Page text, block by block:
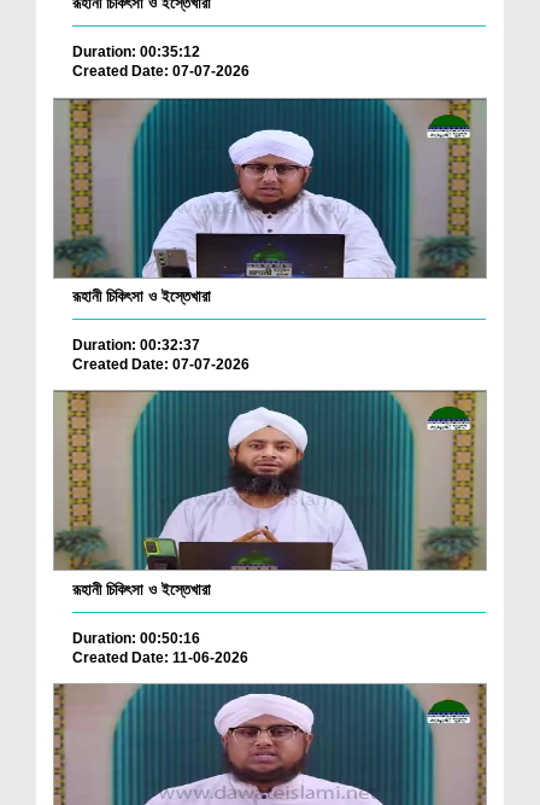
Duration: 00:35:12
Created Date: 07-07-2026
রূহানী চিকিৎসা ও ইস্তেখারা
Duration: 00:32:37
Created Date: 07-07-2026
রূহানী চিকিৎসা ও ইস্তেখারা
Duration: 00:50:16
Created Date: 11-06-2026